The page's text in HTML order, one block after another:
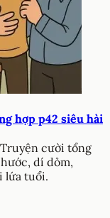
hợp p42 siêu hài
cười tổng
dí dỏm,
lứa tuổi.